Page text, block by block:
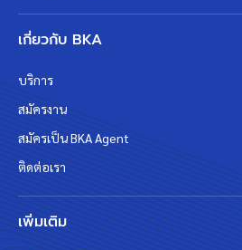
เกี่ยวกับ BKA
บริการ
สมัครงาน
สมัครเป็น BKA Agent
ติดต่อเรา
เพิ่มเติม